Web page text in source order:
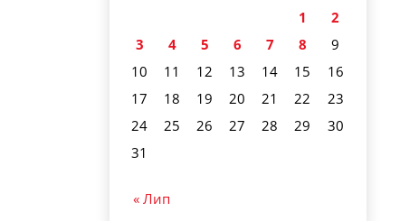
1
2
3
4 5 6 7 8
9
10
11 12 13 14 15
16
17
18 19 20 21 22
23
24
25 26 27 28 29
30
31
« Лип